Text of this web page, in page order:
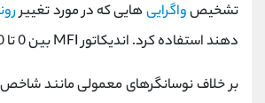
تشخیصواگراییهایی که در مورد تغییر
دهند استفاده کرد. اندیکاتور MFI بین 0 تا 100 حرکت می کند.